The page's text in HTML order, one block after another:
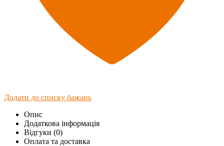
Додати до списку бажань
Опис
Додаткова інформація
Відгуки (0)
Оплата та доставка